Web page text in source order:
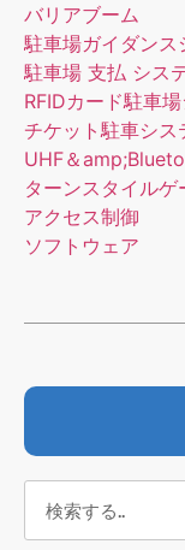
バリアブーム
駐車場ガイダンス
駐車場 支払 シス
RFIDカード駐車
チケット駐車シス
UHF＆
ターンスタイルゲ
アクセス制御
ソフトウェア